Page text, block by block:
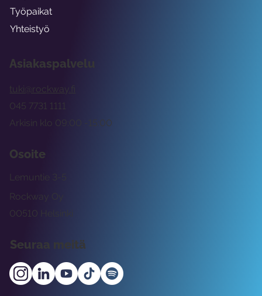
Asiakaspalvelu
tuki@rockway.fi
Arkisin klo 09:00 -15:00
045 7731 1111
Osoite
Rockway Oy
Lemuntie 3-5
00510 Helsinki
Seuraa meitä
Työpaikat
Yhteistyö